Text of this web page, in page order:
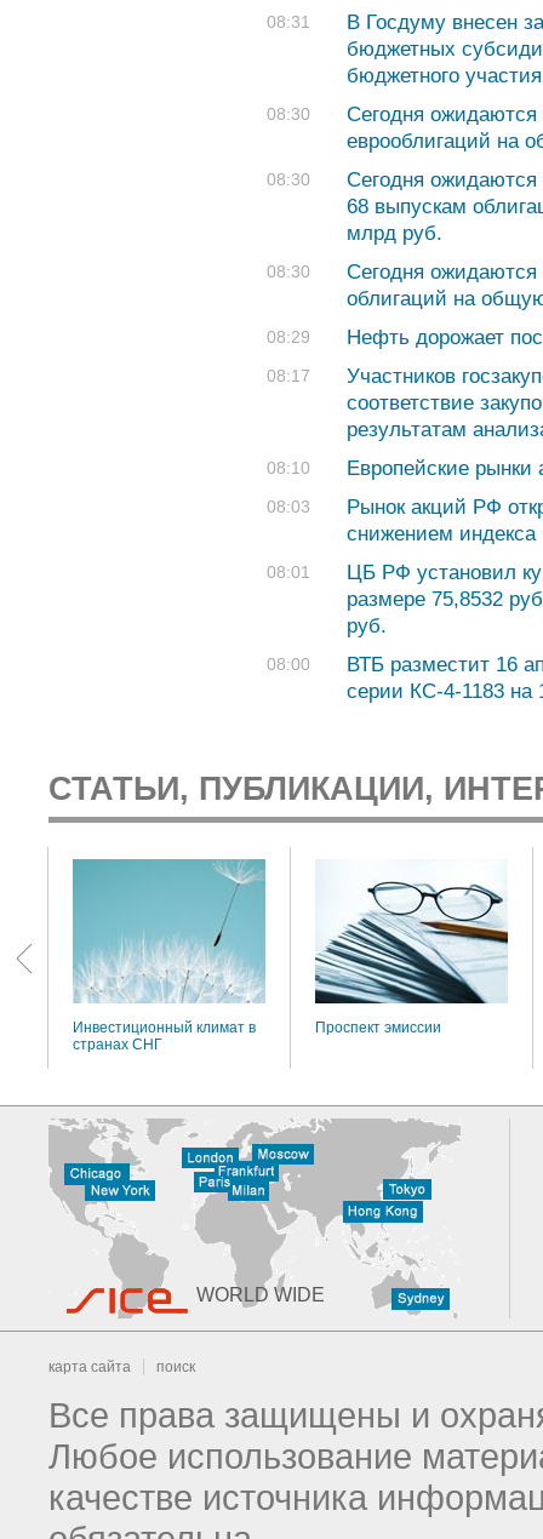
08:31
В Госдуму внесен
бюджетных
бюджетного
08:30
Сегодня ожидаются
еврооблигаций на
08:30
Сегодня
68 выпускам
млрд руб.
08:30
Сегодня
облигаций на
08:29 Нефть дорожает
08:17
Участников
соответствие
результатам
08:10 Европейские рынки
08:03
Рынок акций РФ
снижением индекса
08:01
ЦБ РФ установил
размере 75,8532
руб.
08:00
ВТБ разместит 16
серии КС-4-1183 на
СТАТЬИ, ПУБЛИКАЦИИ,
Инвестиционный климат в
странах СНГ
Проспект эмиссии
WORLD WIDE
карта сайта поиск
Все права защищены и
Любое использование
качестве источника